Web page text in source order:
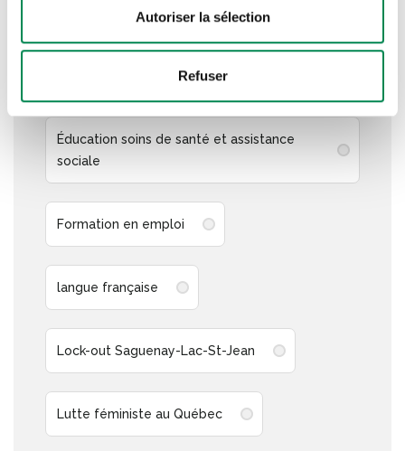
Autoriser la sélection
Refuser
Construction Covid-19
Éducation soins de santé et assistance
sociale
Formation en emploi
langue française
Lock-out Saguenay-Lac-St-Jean
Lutte féministe au Québec